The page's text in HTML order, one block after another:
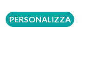
PERSONALIZZA
4 ore lavorative: